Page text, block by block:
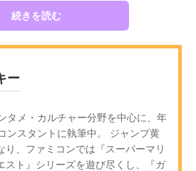
続きを読む
ー
タメ・カルチャー分野を中心に、年
ンスタントに執筆中。 ジャンプ黄
り、ファミコンでは『スーパーマリ
スト』シリーズを遊び尽くし、『ガ